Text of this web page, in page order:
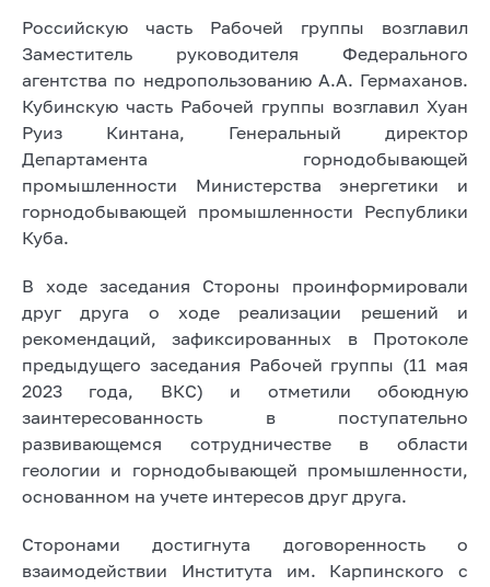
Российскую часть Рабочей группы возглавил
Заместитель руководителя Федерального
агентства по недропользованию А.А. Гермаханов.
Кубинскую часть Рабочей группы возглавил Хуан
Руиз Кинтана, Генеральный директор
Департамента горнодобывающей
промышленности Министерства энергетики и
горнодобывающей промышленности Республики
Куба.
В ходе заседания Стороны проинформировали
друг друга о ходе реализации решений и
рекомендаций, зафиксированных в Протоколе
предыдущего заседания Рабочей группы (11 мая
2023 года, ВКС) и отметили обоюдную
заинтересованность в поступательно
развивающемся сотрудничестве в области
геологии и горнодобывающей промышленности,
основанном на учете интересов друг друга.
Сторонами достигнута договоренность о
взаимодействии Института им. Карпинского с